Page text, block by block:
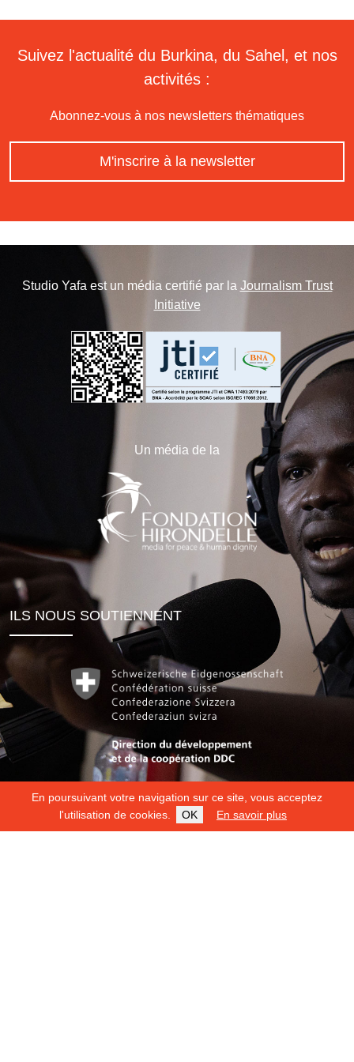
En poursuivant votre navigation sur ce site, vous acceptez
l'utilisation de cookies.
OK En savoir plus
Suivez l'actualité du Burkina, du Sahel, et nos
activités :
Abonnez-vous à nos newsletters thématiques
M'inscrire à la newsletter
Studio Yafa est un média certifié par la Journalism Trust
Initiative
Un média de la
ILS NOUS SOUTIENNENT